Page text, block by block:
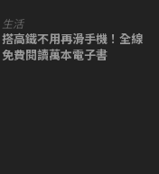
生活
搭高鐵不用再滑手機！全線
免費閱讀萬本電子書